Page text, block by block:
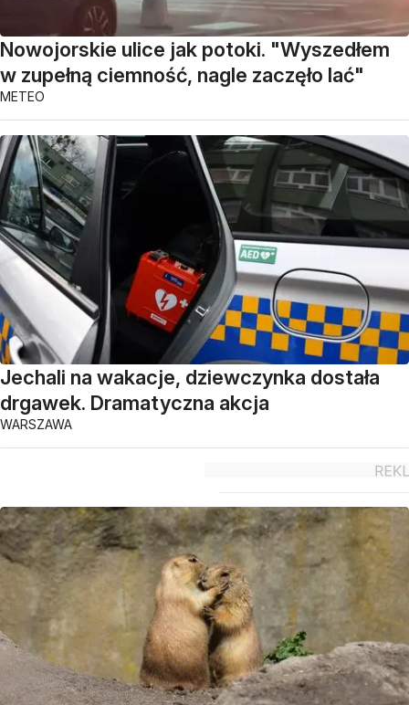
Nowojorskie ulice jak potoki. "Wyszedłem
w zupełną ciemność, nagle zaczęło lać"
METEO
Jechali na wakacje, dziewczynka dostała
drgawek. Dramatyczna akcja
WARSZAWA